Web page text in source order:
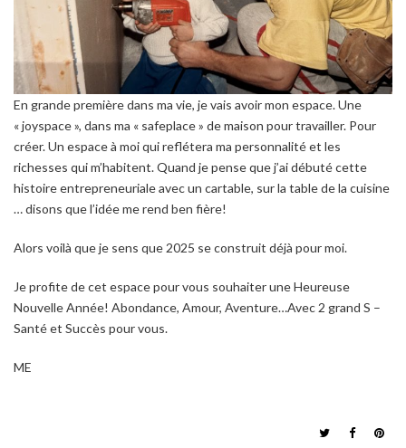
En grande première dans ma vie, je vais avoir mon espace. Une
« joyspace », dans ma « safeplace » de maison pour travailler. Pour
créer. Un espace à moi qui reflétera ma personnalité et les
richesses qui m’habitent. Quand je pense que j’ai débuté cette
histoire entrepreneuriale avec un cartable, sur la table de la cuisine
… disons que l’idée me rend ben fière!
Alors voilà que je sens que 2025 se construit déjà pour moi.
Je profite de cet espace pour vous souhaiter une Heureuse
Nouvelle Année! Abondance, Amour, Aventure…Avec 2 grand S –
Santé et Succès pour vous.
ME